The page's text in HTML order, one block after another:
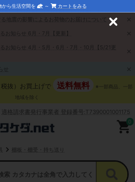
地震の影響によるお荷物のお届けについて
お知らせ 6月・7月【更新】
お知らせ 4月・5月・6月・7月・10月【5/21更
せ
から生活空間を ～ カートをみる
税抜）お買上げで 送料無料
※一部商品、一部
地域を除く
適格請求書発行事業者 登録番号:T7390001001175
0
棚板・棚受・持ち送り
C
s